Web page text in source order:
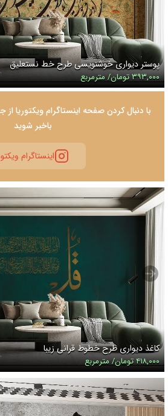
پوستر دیواری خوشنویسی طرح خط نستعلیق
۳۹۳,۰۰۰ تومان/ مترمربع
با دنبال کردن صفحه اینستاگرام ویکتوریا
باخبر شوید
اینستاگرام
کاغذ دیواری طرح خطوط قرانی زیبا
۴۱۸,۰۰۰ تومان/ مترمربع